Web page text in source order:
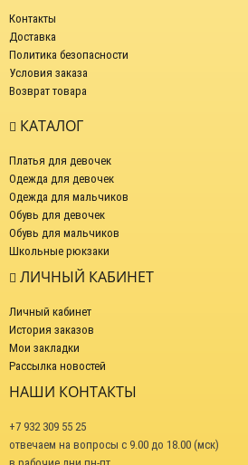
Контакты
Доставка
Политика безопасности
Условия заказа
Возврат товара
КАТАЛОГ
Платья для девочек
Одежда для девочек
Одежда для мальчиков
Обувь для девочек
Обувь для мальчиков
Школьные рюкзаки
ЛИЧНЫЙ КАБИНЕТ
Личный кабинет
История заказов
Мои закладки
Рассылка новостей
НАШИ КОНТАКТЫ
+7 932 309 55 25
отвечаем на вопросы с 9.00 до 18.00 (мск)
в рабочие дни пн-пт